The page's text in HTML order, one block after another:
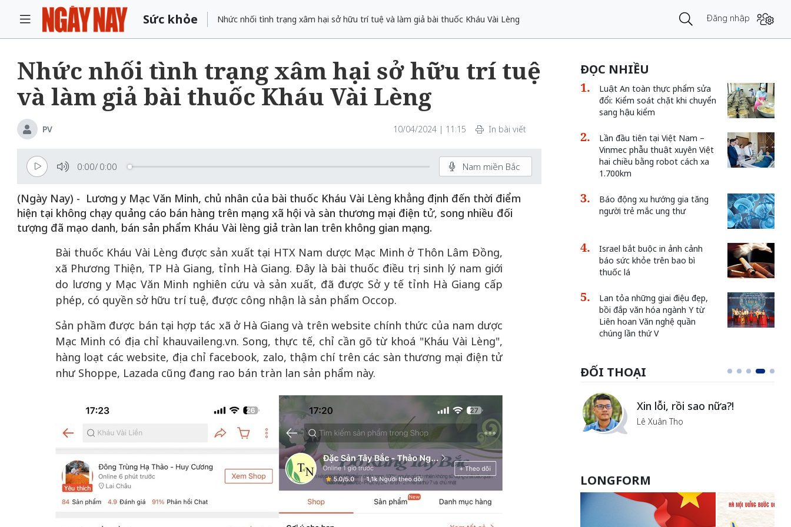
Sức khỏe Nhức nhối tình trạng xâm hại sở hữu trí tuệ và làm giả bài thuốc Kháu Vài Lèng Đăng nhập
Nhức nhối tình trạng xâm hại sở hữu trí tuệ
và làm giả bài thuốc Kháu Vài Lèng
PV 10/04/2024 | 11:15 In bài viết
0:00/ 0:00 Nam miền Bắc
(Ngày Nay) - Lương y Mạc Văn Minh, chủ nhân của bài thuốc Kháu Vài Lèng khẳng định đến thời điểm
hiện tại không chạy quảng cáo bán hàng trên mạng xã hội và sàn thương mại điện tử, song nhiều đối
tượng đã mạo danh, bán sản phẩm Kháu Vài lèng giả tràn lan trên không gian mạng.
Bài thuốc Kháu Vài Lèng được sản xuất tại HTX Nam dược Mạc Minh ở Thôn Lâm Đồng,
xã Phương Thiện, TP Hà Giang, tỉnh Hà Giang. Đây là bài thuốc điều trị sinh lý nam giới
do lương y Mạc Văn Minh nghiên cứu và sản xuất, đã được Sở y tế tỉnh Hà Giang cấp
phép, có quyền sở hữu trí tuệ, được công nhận là sản phẩm Occop.
Sản phầm được bán tại hợp tác xã ở Hà Giang và trên website chính thức của nam dược
Mạc Minh có địa chỉ khauvaileng.vn. Song, thực tế, chỉ cần gõ từ khoá "Kháu Vài Lèng",
hàng loạt các website, địa chỉ facebook, zalo, thậm chí trên các sàn thương mại điện tử
như Shoppe, Lazada cũng đang rao bán tràn lan sản phẩm này.
ĐỌC NHIỀU
Luật An toàn thực phẩm sửa
đổi: Kiểm soát chặt khi chuyển
sang hậu kiểm
Lần đầu tiên tại Việt Nam –
Vinmec phẫu thuật xuyên Việt
hai chiều bằng robot cách xa
1.700km
Báo động xu hướng gia tăng
người trẻ mắc ung thư
Israel bắt buộc in ảnh cảnh
báo sức khỏe trên bao bì
thuốc lá
Lan tỏa những giai điệu đẹp,
bồi đắp văn hóa ngành Y từ
Liên hoan Văn nghệ quần
chúng lần thứ V
ĐỐI THOẠI
trên không gian
Khách đến chơi nhà
Bắc Biên - Giữ một ngôi
làng ven sông Hồng của Hà
Nội
TS. Trần Kim Hào
Xin lỗi, rồi sao nữa?!
Lê Xuân Thọ
LONGFORM